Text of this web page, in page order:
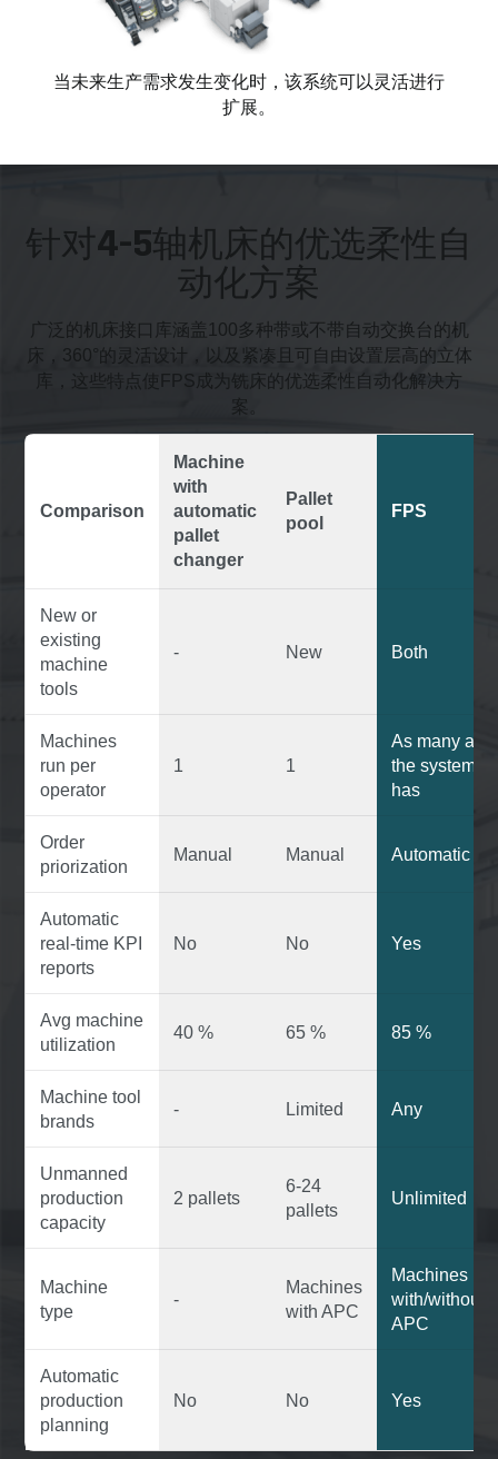
当未来生产需求发生变化时，该系统可以灵活进行
扩展。
针对4-5轴机床的优选柔性自
动化方案
广泛的机床接口库涵盖100多种带或不带自动交换台的机
床，360°的灵活设计，以及紧凑且可自由设置层高的立体
库，这些特点使FPS成为铣床的优选柔性自动化解决方
案。
Comparison
Machine
with
automatic
pallet
changer
Pallet
pool
FPS
New or
existing
machine
tools
- New Both
Machines
run per
operator
1 1
As many as
the system
has
Order
priorization
Manual Manual Automatic
Automatic
real-time KPI
reports
No No Yes
Avg machine
utilization
40 % 65 % 85 %
Machine tool
brands
- Limited Any
Unmanned
production
capacity
2 pallets
6-24
pallets
Unlimited
Machine
type
-
Machines
with APC
Machines
with/without
APC
Automatic
production
planning
No No Yes